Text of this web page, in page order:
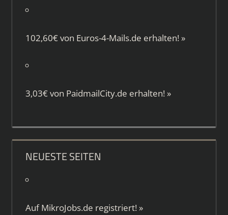
102,60€ von Euros-4-Mails.de erhalten! »
3,03€ von PaidmailCity.de erhalten! »
NEUESTE SEITEN
AufMikroJobs.de registriert! »